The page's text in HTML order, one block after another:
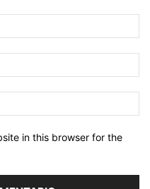
in this browser for the